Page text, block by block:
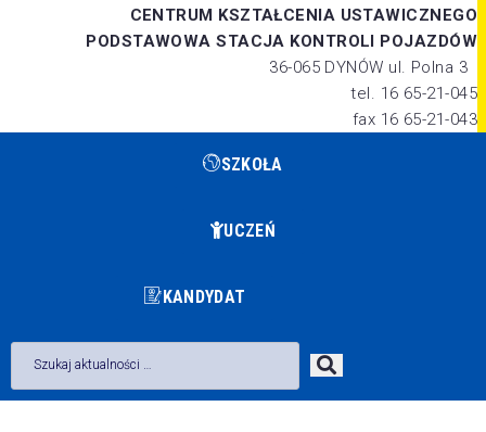
CENTRUM KSZTAŁCENIA USTAWICZNEGO
PODSTAWOWA STACJA KONTROLI POJAZDÓW
36-065 DYNÓW ul. Polna 3
tel. 16 65-21-045
fax 16 65-21-043
SZKOŁA
UCZEŃ
KANDYDAT